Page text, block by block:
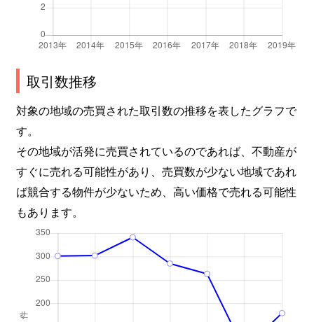
取引数推移
対象の地域の売買された取引数の推移を表したグラフで
す。
その地域が活発に売買されているのであれば、不動産が
すぐに売れる可能性があり、売買数が少ない地域であれ
ば競合する物件が少ないため、高い価格で売れる可能性
もあります。